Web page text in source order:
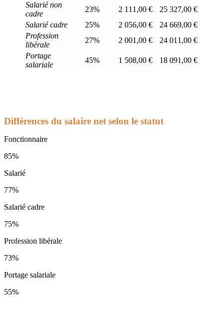
Salarié non
cadre
23% 2 111,00 €
25 327,00 €
Salarié cadre
25% 2 056,00 €
24 669,00 €
Profession
libérale
27% 2 001,00 €
24 011,00 €
Portage
salariale
45% 1 508,00 € 18 091,00 €
Différences du salaire net selon le statut
Fonctionnaire
85%
Salarié
77%
Salarié cadre
75%
Profession libérale
73%
Portage salariale
55%